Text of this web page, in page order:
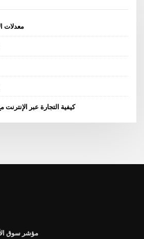
معدلات
كيفية التجارة عبر
مؤشر سوق